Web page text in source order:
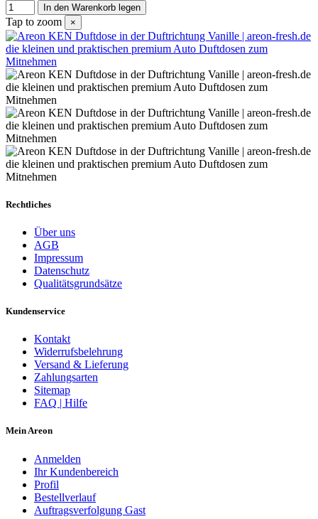
In den Warenkorb legen
Tap to zoom ×
Rechtliches
Über uns
AGB
Impressum
Datenschutz
Qualitätsgrundsätze
Kundenservice
Kontakt
Widerrufsbelehrung
Versand & Lieferung
Zahlungsarten
Sitemap
FAQ | Hilfe
Mein Areon
Anmelden
Ihr Kundenbereich
Profil
Bestellverlauf
Auftragsverfolgung Gast